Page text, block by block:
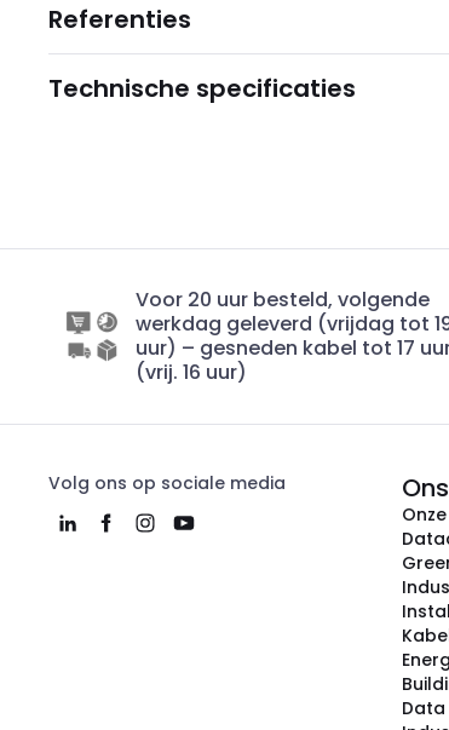
Referenties
Technische specificaties
Voor 20 uur besteld, volgende
werkdag geleverd (vrijdag tot
uur) – gesneden kabel tot 17
(vrij. 16 uur)
Volg ons op sociale media